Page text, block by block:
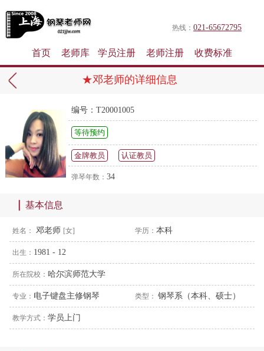
热线： 021-65672795
首页 老师库 学员注册 老师注册 收费标准
★邓老师的详细信息
编号：T20001005
等待预约
金牌教员 认证教员
弹琴年数： 34
基本信息
姓名： 邓老师 [女] 学历： 本科
出生： 1981 - 12
所在院校： 哈尔滨师范大学
专业： 电子键盘主修钢琴 类型： 钢琴系（本科、硕士）
教学方式： 学员上门